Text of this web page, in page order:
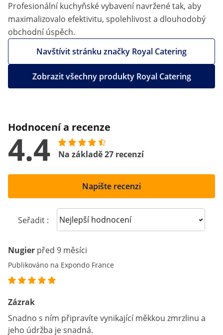
Profesionální kuchyňské vybavení navržené tak, aby
maximalizovalo efektivitu, spolehlivost a dlouhodobý
obchodní úspěch.
Navštívit stránku značky Royal Catering
Zobrazit všechny produkty Royal Catering
Hodnocení a recenze
4.4 Na základě 27 recenzí
Napište recenzi
Seřadit : Sort reviews
Nugier před 9 měsíci
Publikováno na Expondo France
Zázrak
Snadno s ním připravíte vynikající měkkou zmrzlinu a
jeho údržba je snadná.